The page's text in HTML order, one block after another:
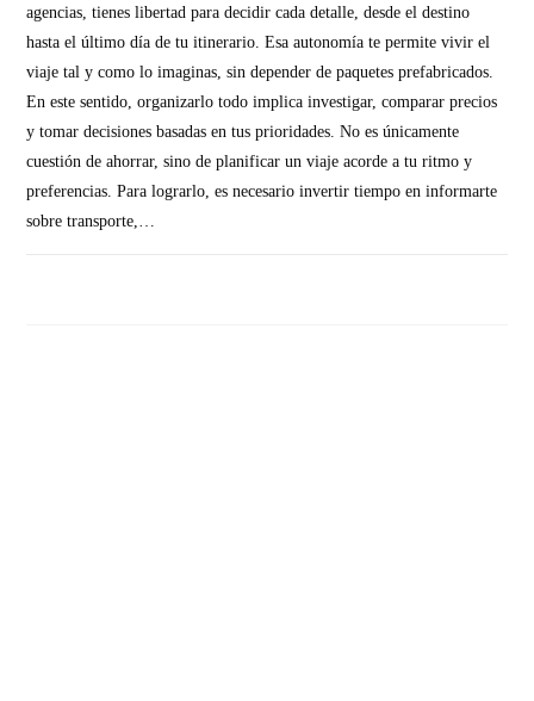
agencias, tienes libertad para decidir cada detalle, desde el destino
hasta el último día de tu itinerario. Esa autonomía te permite vivir el
viaje tal y como lo imaginas, sin depender de paquetes prefabricados.
En este sentido, organizarlo todo implica investigar, comparar precios
y tomar decisiones basadas en tus prioridades. No es únicamente
cuestión de ahorrar, sino de planificar un viaje acorde a tu ritmo y
preferencias. Para lograrlo, es necesario invertir tiempo en informarte
sobre transporte,…